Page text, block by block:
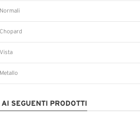
Normali
Chopard
Vista
Metallo
SEGUENTI PRODOTTI